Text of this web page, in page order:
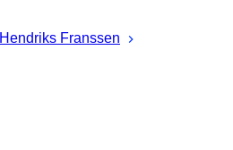
Hendriks Franssen